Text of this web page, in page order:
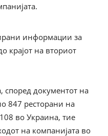
информации за
крајот на вториот
според документот на
847 ресторани на
во Украина, тие
на компанијата во